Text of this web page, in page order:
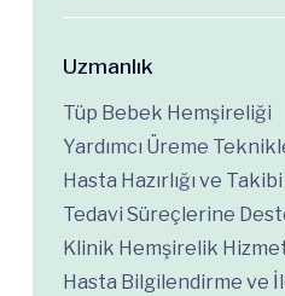
Uzmanlık
Tüp Bebek Hemşireliği
Yardımcı Üreme
Hasta Hazırlığı ve Takibi
Tedavi Süreçlerine
Klinik Hemşirelik
Hasta Bilgilendirme ve